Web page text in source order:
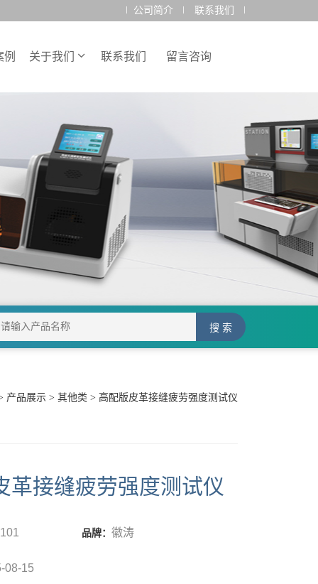
公司简介 联系我们
例 关于我们 联系我们 留言咨询
产品展示> 其他类 > 高配版皮革接缝疲劳强度测试仪
革接缝疲劳强度测试仪
品牌：徽涛
08-15